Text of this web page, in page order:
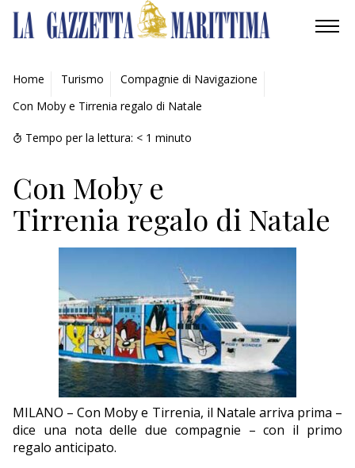
AMBIENTE
MOBILITÀ
INDUSTRIA
RICERCA
ECONOMIA
CULTURA
NAUTICA
EDITORIALI
Home Turismo
Compagnie di Navigazione
Con Moby e Tirrenia regalo di Natale
Tempo per la lettura: < 1 minuto
Con Moby e
Tirrenia regalo di Natale
MILANO – Con Moby e Tirrenia, il Natale arriva prima –
dice una nota delle due compagnie – con il primo
regalo anticipato.